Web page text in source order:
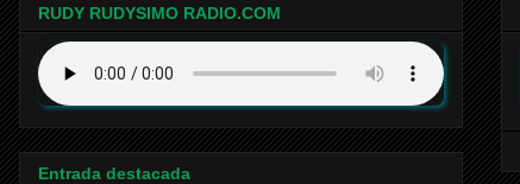
RUDY RUDYSIMO RADIO.COM
Entrada destacada